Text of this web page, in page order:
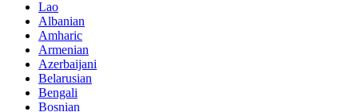
Lao
Albanian
Amharic
Armenian
Azerbaijani
Belarusian
Bengali
Bosnian